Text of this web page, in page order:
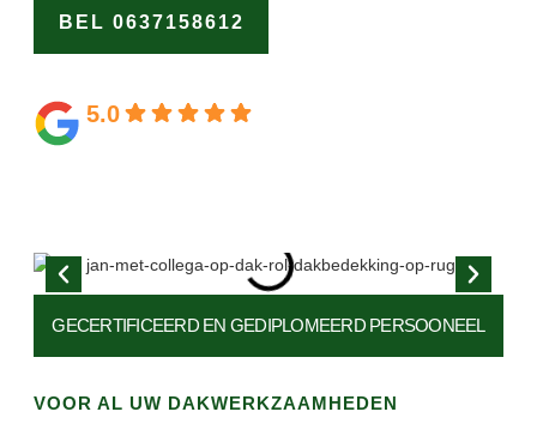
BEL 0637158612
5.0
GECERTIFICEERD EN GEDIPLOMEERD PERSOONEEL
VOOR AL UW DAKWERKZAAMHEDEN